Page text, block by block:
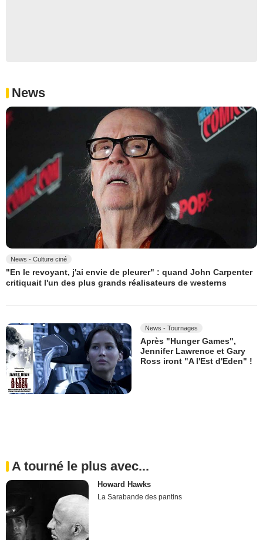
News
News - Culture ciné
"En le revoyant, j'ai envie de pleurer" : quand John Carpenter
critiquait l'un des plus grands réalisateurs de westerns
News - Tournages
Après "Hunger Games",
Jennifer Lawrence et Gary
Ross iront "A l'Est d'Eden" !
A tourné le plus avec...
Howard Hawks
La Sarabande des pantins